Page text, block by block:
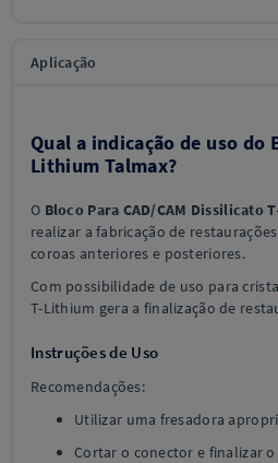
Aplicação
Qual a indicação de uso do
Lithium Talmax?
O Bloco Para CAD/CAM Dissilicato
realizar a fabricação de
coroas anteriores e posteriores.
Com possibilidade de uso para
T-Lithium gera a finalização de
Instruções de Uso
Recomendações:
Utilizar uma fresadora
Cortar o conector e finalizar